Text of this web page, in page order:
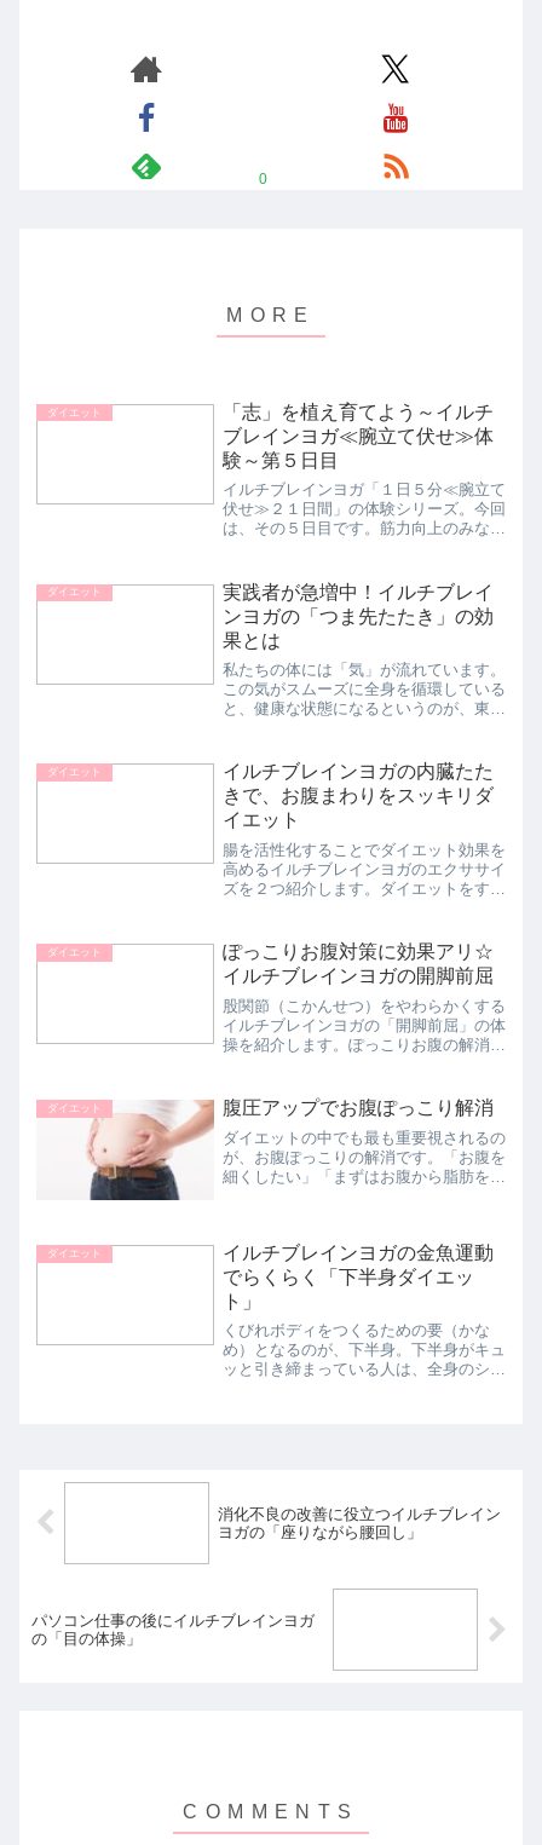
0
ダイエット
「志」を植え育てよう～イルチ
ブレインヨガ≪腕立て伏せ≫体
験～第５日目
イルチブレインヨガ「１日５分≪腕立て
伏せ≫２１日間」の体験シリーズ。今回
は、その５日目です。筋力向上のみなら
「大きな志を体に植え育てる」といいま
す。◆５日目の変化腕立て伏...
ダイエット
実践者が急増中！イルチブレイ
ンヨガの「つま先たたき」の効
果とは
私たちの体には「気」が流れています。
この気がスムーズに全身を循環している
と、健康な状態になるというのが、東洋
まな効果のあるヨガ体操を実践していま
す。現代人は、気の流れが...
ダイエット
イルチブレインヨガの内臓たた
きで、お腹まわりをスッキリダ
イエット
腸を活性化することでダイエット効果を
高めるイルチブレインヨガのエクササイ
ズを２つ紹介します。ダイエットをする
謝がダウン。内臓脂肪がたまりやすくな
り、メタボになるリスクが...
ダイエット
ぽっこりお腹対策に効果アリ☆
イルチブレインヨガの開脚前屈
股関節（こかんせつ）をやわらかくする
イルチブレインヨガの「開脚前屈」の体
操を紹介します。ぽっこりお腹の解消に
がゆがむと、その上にのっている骨盤が
ゆがむからです。実は骨盤...
ダイエット 腹圧アップでお腹ぽっこり解消
ダイエットの中でも最も重要視されるの
が、お腹ぽっこりの解消です。「お腹を
細くしたい」「まずはお腹から脂肪を落
で大事なのは、腹圧を上げる...
ダイエット
イルチブレインヨガの金魚運動
でらくらく「下半身ダイエッ
ト」
くびれボディをつくるための要（かな
め）となるのが、下半身。下半身がキュ
ッと引き締まっている人は、全身のシル
消化不良の改善に役立つイルチブレイン
ヨガの「座りながら腰回し」
パソコン仕事の後にイルチブレインヨガ
の「目の体操」